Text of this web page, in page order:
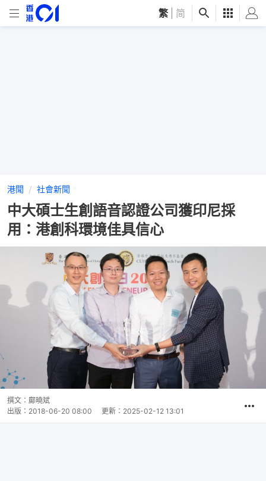
繁 简
港聞 社會新聞
中大碩士生創語音認證公司獲印尼採
用：港創科環境佳具信心
撰文： 鄺曉斌
出版： 2018-06-20 08:00 更新： 2025-02-12 13:01